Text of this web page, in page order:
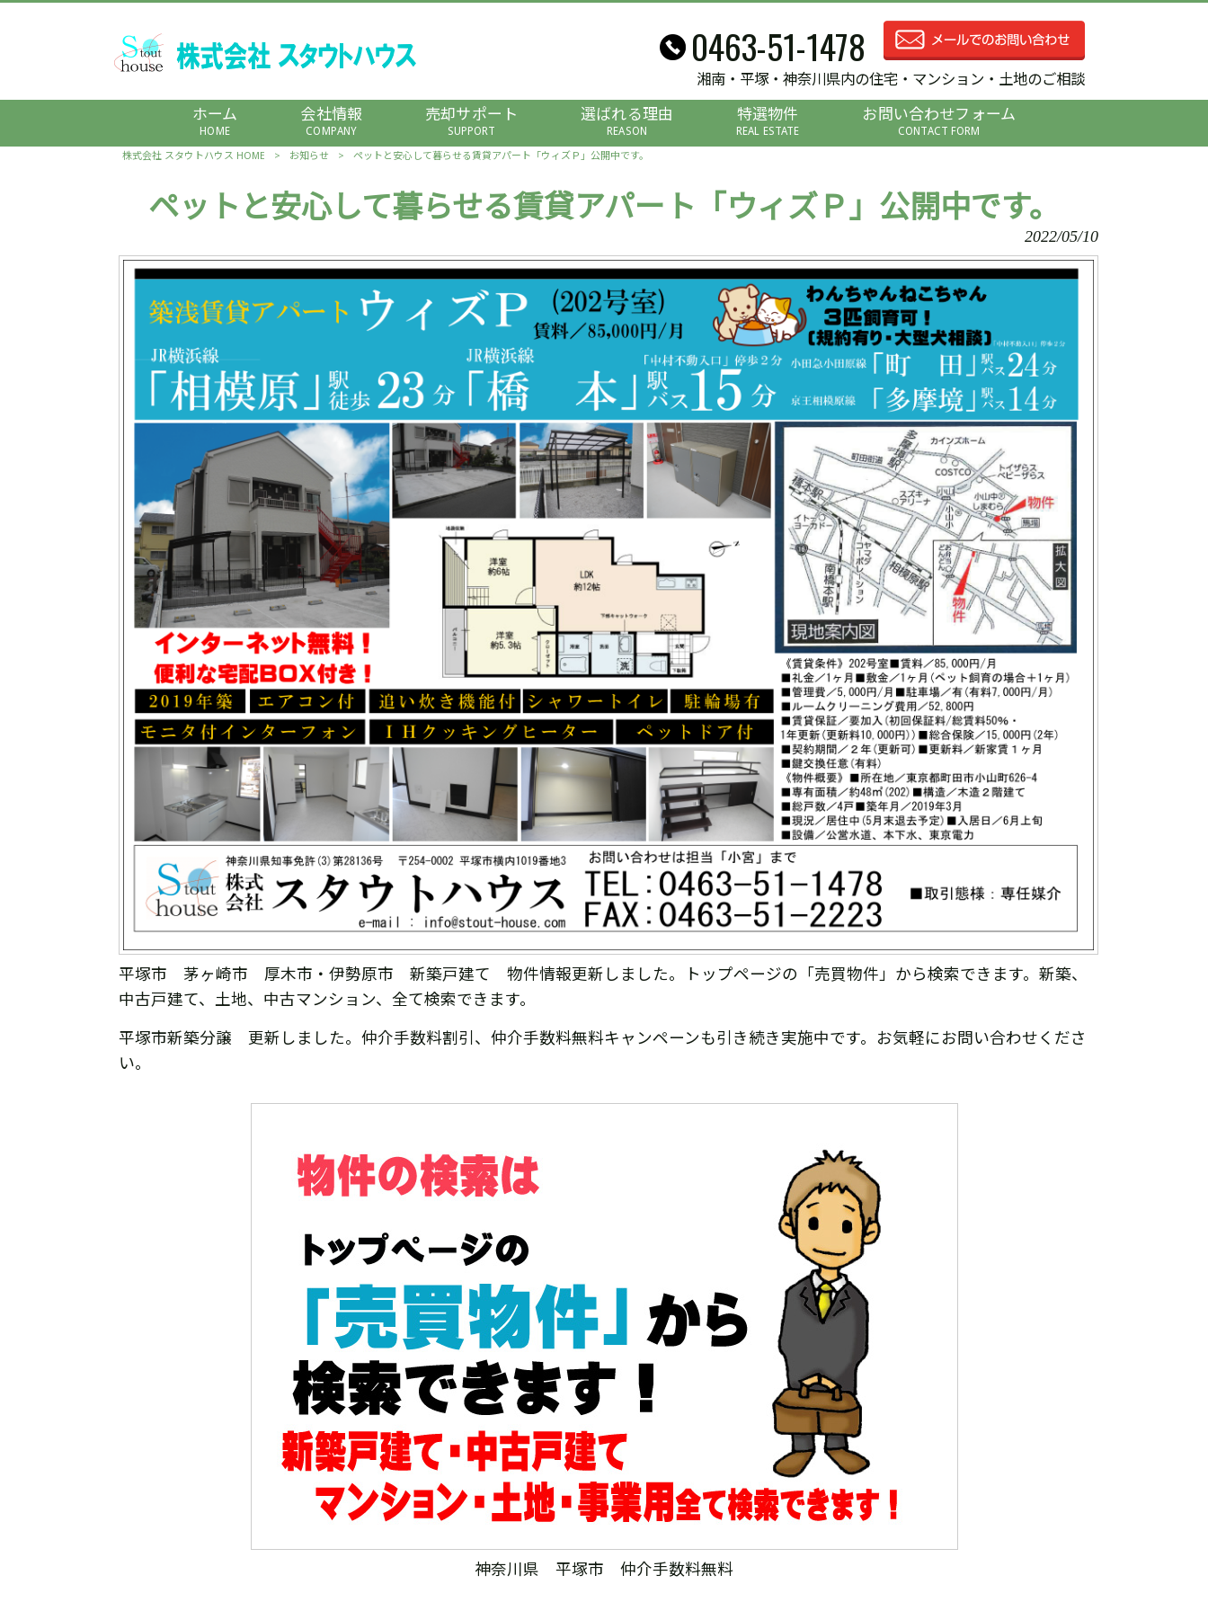
0463-51-1478
湘南・平塚・神奈川県内の住宅・マンション・土地のご相談
ホーム
HOME
会社情報
COMPANY
売却サポート
SUPPORT
選ばれる理由
REASON
特選物件
REAL ESTATE
お問い合わせフォーム
CONTACT FORM
株式会社 スタウトハウス HOME > お知らせ > ペットと安心して暮らせる賃貸アパート「ウィズＰ」公開中です。
ペットと安心して暮らせる賃貸アパート「ウィズＰ」公開中です。
2022/05/10
平塚市 茅ヶ崎市 厚木市・伊勢原市 新築戸建て 物件情報更新しました。トップページの「売買物件」から検索できます。新築、
中古戸建て、土地、中古マンション、全て検索できます。
平塚市新築分譲 更新しました。仲介手数料割引、仲介手数料無料キャンペーンも引き続き実施中です。お気軽にお問い合わせくださ
い。
神奈川県 平塚市 仲介手数料無料